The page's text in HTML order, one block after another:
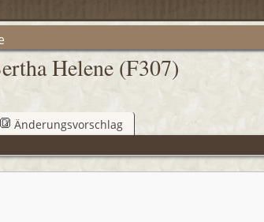
Helene (F307)
Änderungsvorschlag